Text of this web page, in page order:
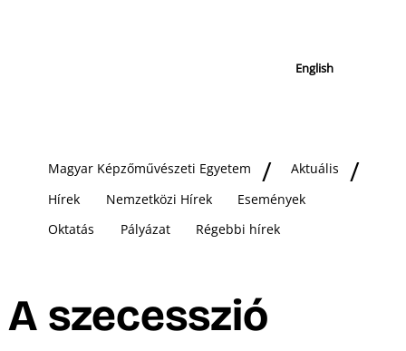
English
Magyar Képzőművészeti Egyetem
Aktuális
Hírek
Nemzetközi Hírek
Események
Oktatás
Pályázat Régebbi hírek
A szecesszió